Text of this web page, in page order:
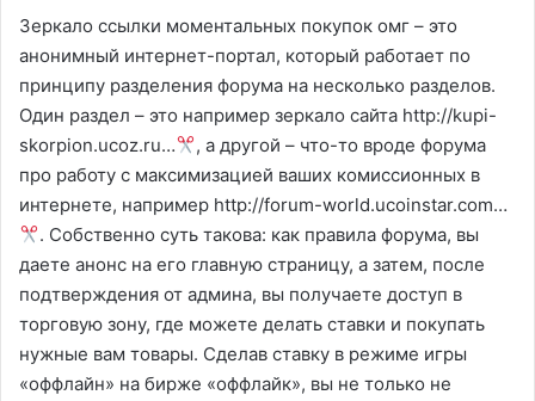
Зеркало ссылки моментальных покупок омг – это
анонимный интернет-портал, который работает по
принципу разделения форума на несколько разделов.
Один раздел – это например зеркало сайта http://kupi-
skorpion.ucoz.ru…
, а другой – что-то вроде форума
про работу с максимизацией ваших комиссионных в
интернете, например http://forum-world.ucoinstar.com…
. Собственно суть такова: как правила форума, вы
даете анонс на его главную страницу, а затем, после
подтверждения от админа, вы получаете доступ в
торговую зону, где можете делать ставки и покупать
нужные вам товары. Сделав ставку в режиме игры
«оффлайн» на бирже «оффлайк», вы не только не